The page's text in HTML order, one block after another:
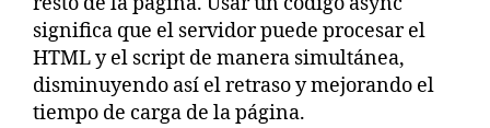
significa que el servidor puede procesar el
HTML y el script de manera simultánea,
disminuyendo así el retraso y mejorando el
tiempo de carga de la página.